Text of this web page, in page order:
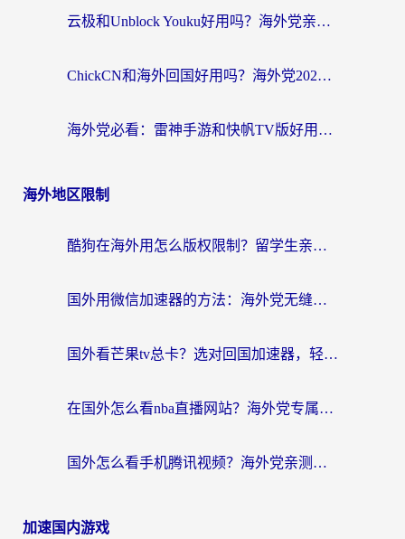
云极和Unblock Youku好用吗？海外党亲测+2026回国加速器避坑指南
ChickCN和海外回国好用吗？海外党2026亲测：从手游到影音，选对加速器的3个关键
海外党必看：雷神手游和快帆TV版好用吗？3步选对回国加速器不踩坑
海外地区限制
酷狗在海外用怎么版权限制？留学生亲测：3步解决听国内音乐难题
国外用微信加速器的方法：海外党无缝连接国内生活的实用指南
国外看芒果tv总卡？选对回国加速器，轻松追《浪姐》不费劲
在国外怎么看nba直播网站？海外党专属体育观赛指南，告别地区限制！
国外怎么看手机腾讯视频？海外党亲测有效的追剧加速器选择指南
加速国内游戏